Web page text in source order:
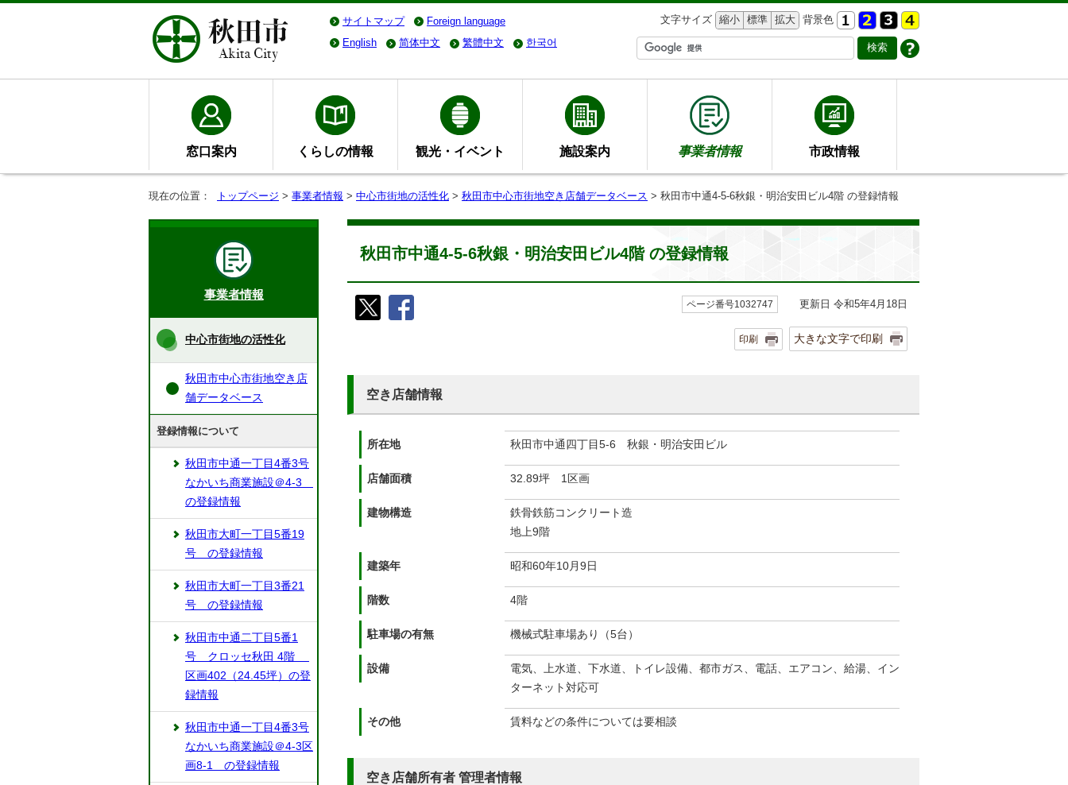
サイトマップ Foreign language 文字サイズ 縮小 標準 拡大 背景色
English
简体中文 繁體中文 한국어
窓口案内 くらしの情報 観光・イベント 施設案内 事業者情報 市政情報
現在の位置： トップページ > 事業者情報 > 中心市街地の活性化 > 秋田市中心市街地空き店舗データベース > 秋田市中通4-5-6秋銀・明治安田ビル4階 の登録情報
秋田市中通4-5-6秋銀・明治安田ビル4階 の登録情報
ページ番号1032747 更新日 令和5年4月18日
印刷 大きな文字で印刷
空き店舗情報
所在地 秋田市中通四丁目5-6 秋銀・明治安田ビル
店舗面積 32.89坪 1区画
建物構造
鉄骨鉄筋コンクリート造
地上9階
建築年 昭和60年10月9日
階数 4階
駐車場の有無 機械式駐車場あり（5台）
設備
電気、上水道、下水道、トイレ設備、都市ガス、電話、エアコン、給湯、イン
ターネット対応可
その他 賃料などの条件については要相談
空き店舗所有者 管理者情報
事業者情報
中心市街地の活性化
秋田市中心市街地空き店
舗データベース
登録情報について
秋田市中通一丁目4番3号
なかいち商業施設＠4-3
の登録情報
秋田市大町一丁目5番19
号 の登録情報
秋田市大町一丁目3番21
号 の登録情報
秋田市中通二丁目5番1
号 クロッセ秋田 4階
区画402（24.45坪）の登
録情報
秋田市中通一丁目4番3号
なかいち商業施設＠4-3区
画8-1 の登録情報